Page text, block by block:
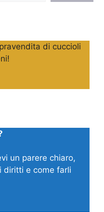
di cuccioli
un parere chiaro,
diritti e come farli